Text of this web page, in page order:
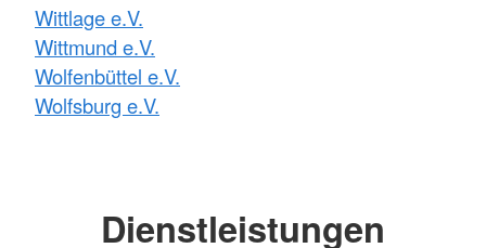
Wittlage e.V.
Wittmund e.V.
Wolfenbüttel e.V.
Wolfsburg e.V.
Dienstleistungen